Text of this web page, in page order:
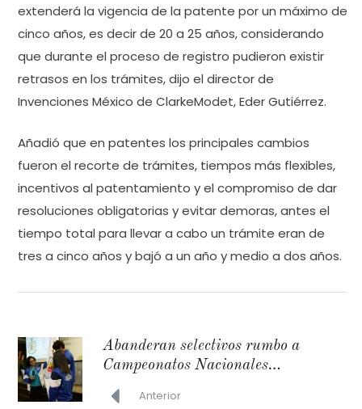
extenderá la vigencia de la patente por un máximo de
cinco años, es decir de 20 a 25 años, considerando
que durante el proceso de registro pudieron existir
retrasos en los trámites, dijo el director de
Invenciones México de ClarkeModet, Eder Gutiérrez.
Añadió que en patentes los principales cambios
fueron el recorte de trámites, tiempos más flexibles,
incentivos al patentamiento y el compromiso de dar
resoluciones obligatorias y evitar demoras, antes el
tiempo total para llevar a cabo un trámite eran de
tres a cinco años y bajó a un año y medio a dos años.
Abanderan selectivos rumbo a
Campeonatos Nacionales
Anterior